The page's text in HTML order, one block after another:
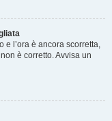
e l’ora è ancora scorretta,
è corretto. Avvisa un